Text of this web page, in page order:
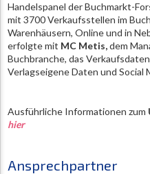
Handelspanel der Buchmarkt-
mit 3700 Verkaufsstellen im
Warenhäusern, Online und in
erfolgte mit MC Metis,dem
Buchbranche, das
Verlagseigene Daten und
Ausführliche Informationen zum
hier
Ansprechpartner